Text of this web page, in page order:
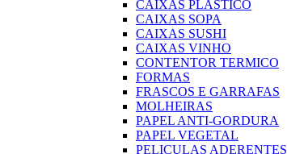
CAIXAS PLASTICO
CAIXAS SOPA
CAIXAS SUSHI
CAIXAS VINHO
CONTENTOR TERMICO
FORMAS
FRASCOS E GARRAFAS
MOLHEIRAS
PAPEL ANTI-GORDURA
PAPEL VEGETAL
PELICULAS ADERENTES